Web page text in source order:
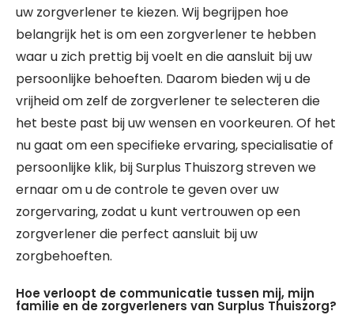
uw zorgverlener te kiezen. Wij begrijpen hoe
belangrijk het is om een zorgverlener te hebben
waar u zich prettig bij voelt en die aansluit bij uw
persoonlijke behoeften. Daarom bieden wij u de
vrijheid om zelf de zorgverlener te selecteren die
het beste past bij uw wensen en voorkeuren. Of het
nu gaat om een specifieke ervaring, specialisatie of
persoonlijke klik, bij Surplus Thuiszorg streven we
ernaar om u de controle te geven over uw
zorgervaring, zodat u kunt vertrouwen op een
zorgverlener die perfect aansluit bij uw
zorgbehoeften.
Hoe verloopt de communicatie tussen mij, mijn
familie en de zorgverleners van Surplus Thuiszorg?